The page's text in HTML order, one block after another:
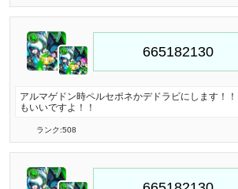
アルマゲドン時ペルセポネかデドラビにします！
もいいですよ！！
ランク:508